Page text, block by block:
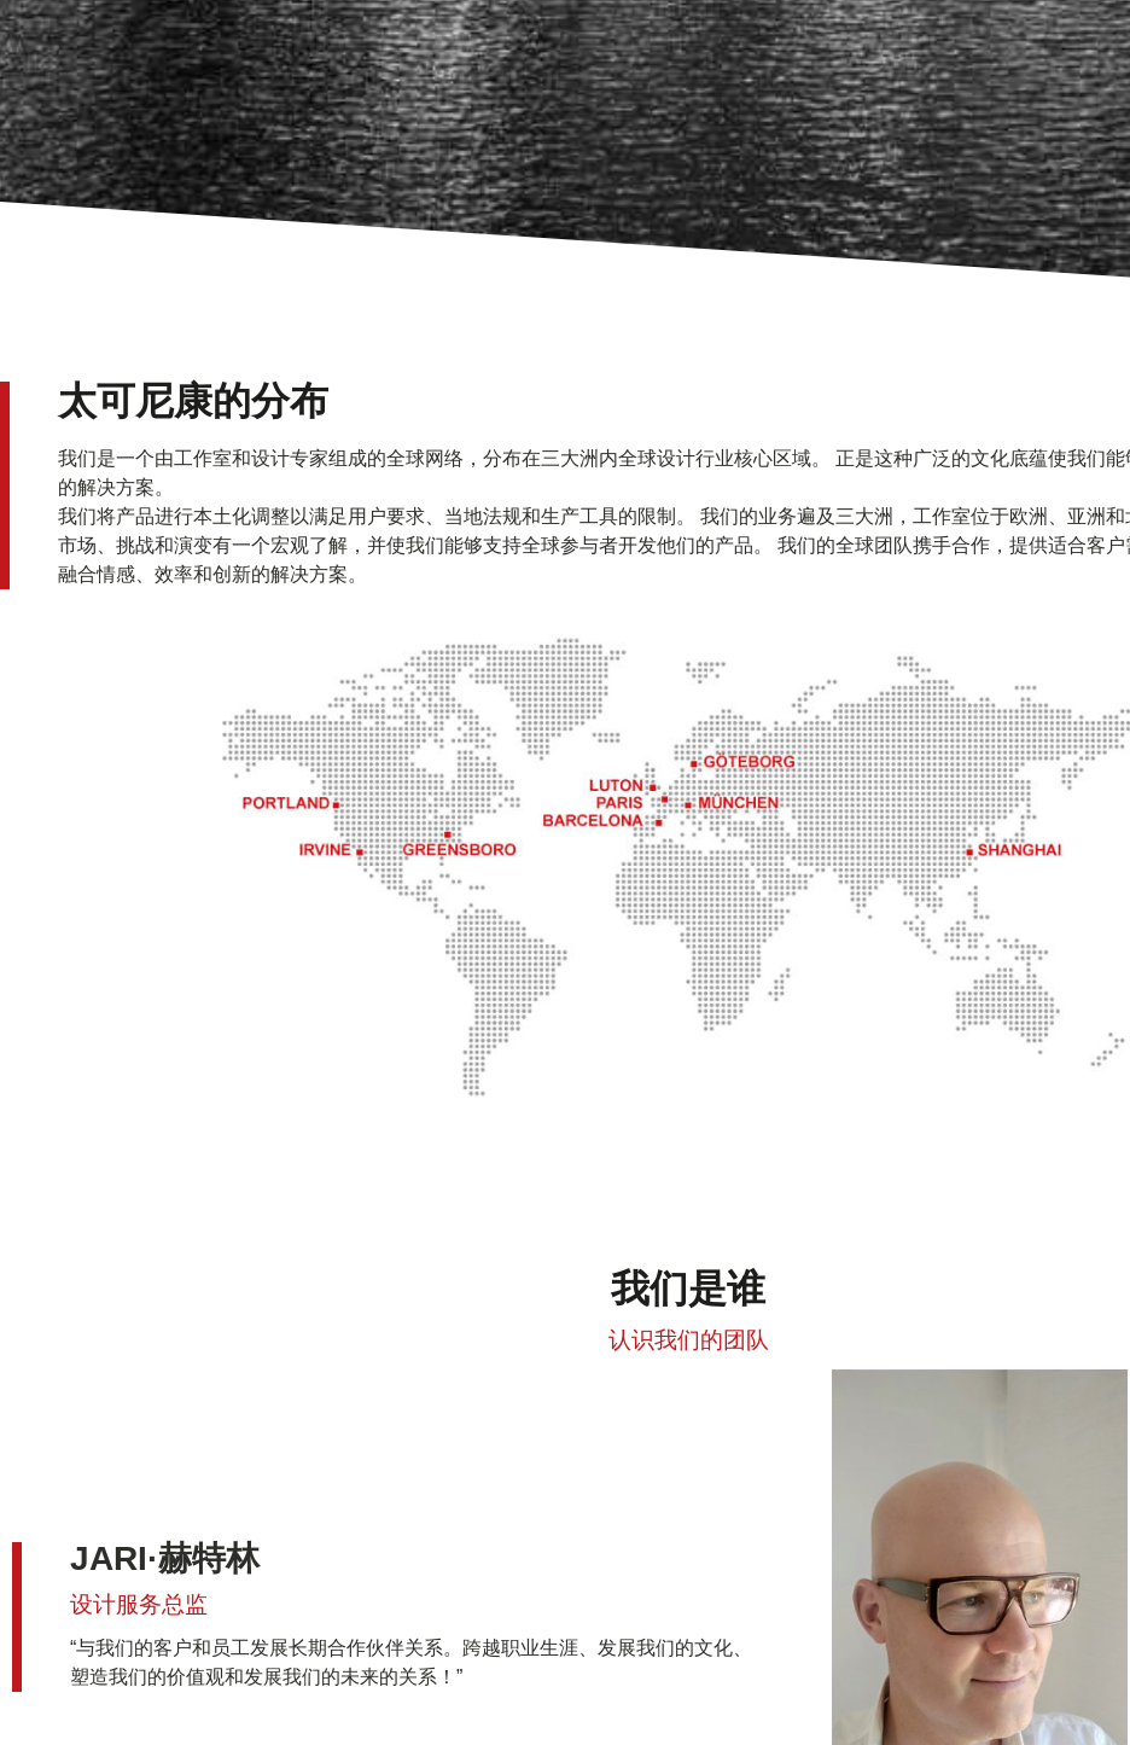
太可尼康的分布
我们是一个由工作室和设计专家组成的全球网络，分布在三大洲内全球设计行业核心区域。 正是这种广泛的文化底蕴使我们能
的解决方案。
我们将产品进行本土化调整以满足用户要求、当地法规和生产工具的限制。 我们的业务遍及三大洲，工作室位于欧洲、亚洲
市场、挑战和演变有一个宏观了解，并使我们能够支持全球参与者开发他们的产品。 我们的全球团队携手合作，提供适合客户
融合情感、效率和创新的解决方案。
我们是谁
认识我们的团队
JARI·赫特林
设计服务总监
“与我们的客户和员工发展长期合作伙伴关系。跨越职业生涯、发展我们的文化、
塑造我们的价值观和发展我们的未来的关系！”